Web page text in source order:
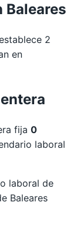
Baleares
2
en
fija 0
laboral
laboral de
Baleares